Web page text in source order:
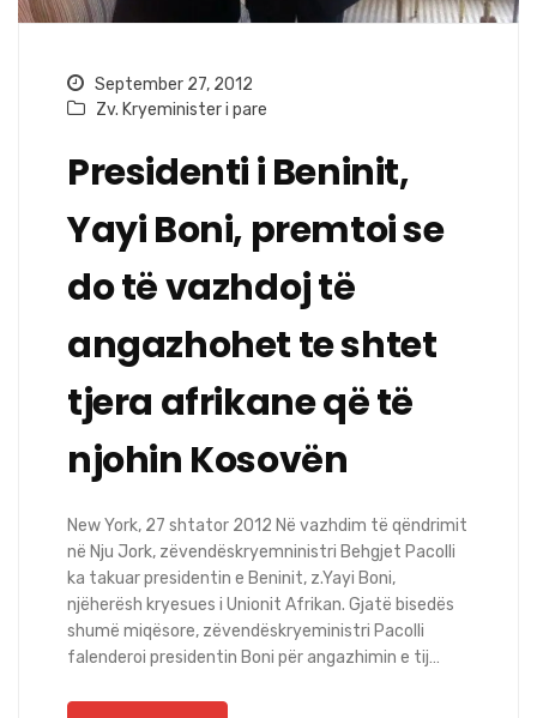
September 27, 2012
Zv. Kryeminister i pare
Presidenti i Beninit,
Yayi Boni, premtoi se
do të vazhdoj të
angazhohet te shtet
tjera afrikane që të
njohin Kosovën
New York, 27 shtator 2012 Në vazhdim të qëndrimit
në Nju Jork, zëvendëskryemninistri Behgjet Pacolli
ka takuar presidentin e Beninit, z.Yayi Boni,
njëherësh kryesues i Unionit Afrikan. Gjatë bisedës
shumë miqësore, zëvendëskryeministri Pacolli
falenderoi presidentin Boni për angazhimin e tij…